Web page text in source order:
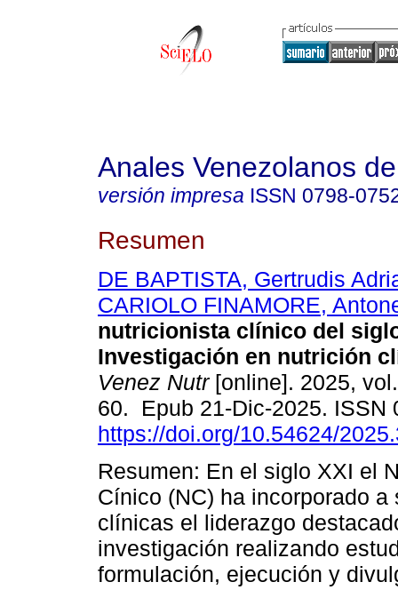
Anales Venezolanos
versión impresa ISSN 0798-
Resumen
DE BAPTISTA, Gertrudis
CARIOLO FINAMORE,
nutricionista clínico del
Investigación en nutrición
Venez Nutr[online]. 2025,
60. Epub 21-Dic-2025. ISSN
https://doi.org/10.54624/
Resumen: En el siglo XXI el
Cínico (NC) ha incorporado a
clínicas el liderazgo
investigación realizando
formulación, ejecución y